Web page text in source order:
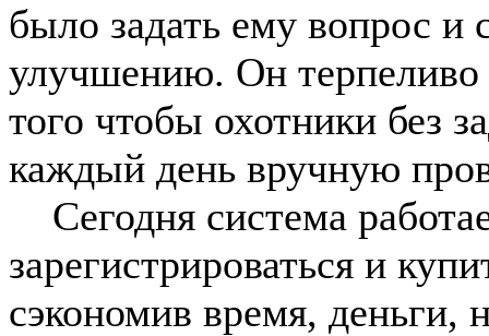
было задать ему вопрос и
улучшению. Он терпеливо
того чтобы охотники без
каждый день вручную
Сегодня система
зарегистрироваться и
сэкономив время, деньги,